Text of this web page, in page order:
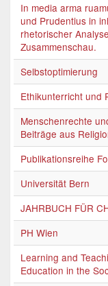
In media arma
und Prudentius in
rhetorischer
Zusammenschau.
Selbstoptimierung
Ethikunterricht und
Menschenrechte
Beiträge aus
Publikationsreihe
Universität Bern
JAHRBUCH FÜR
PH Wien
Learning and
Education in the